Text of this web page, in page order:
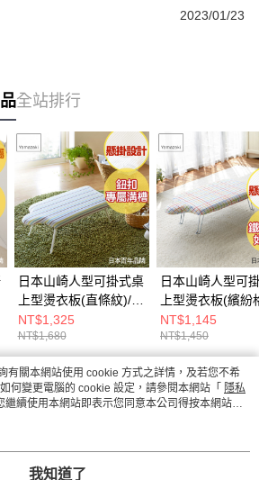
2023/01/23
全站排行
日本山崎人型可掛式桌
上型燙衣板(直條紋)/燙
衣板/熨燙板/熨燙墊/燙
衣墊
NT$1,325
NT$1,680
日本山崎人型可
上型燙衣板(繽紛
燙衣板/熨燙板/熨
燙衣墊
NT$1,145
NT$1,450
有關本網站使用 cookie 方式之詳情，及若您不希
何變更電腦的 cookie 設定，請參閱本網站「 隱私
繼續使用本網站即表示您同意本公司得按本網站使
。
我知道了